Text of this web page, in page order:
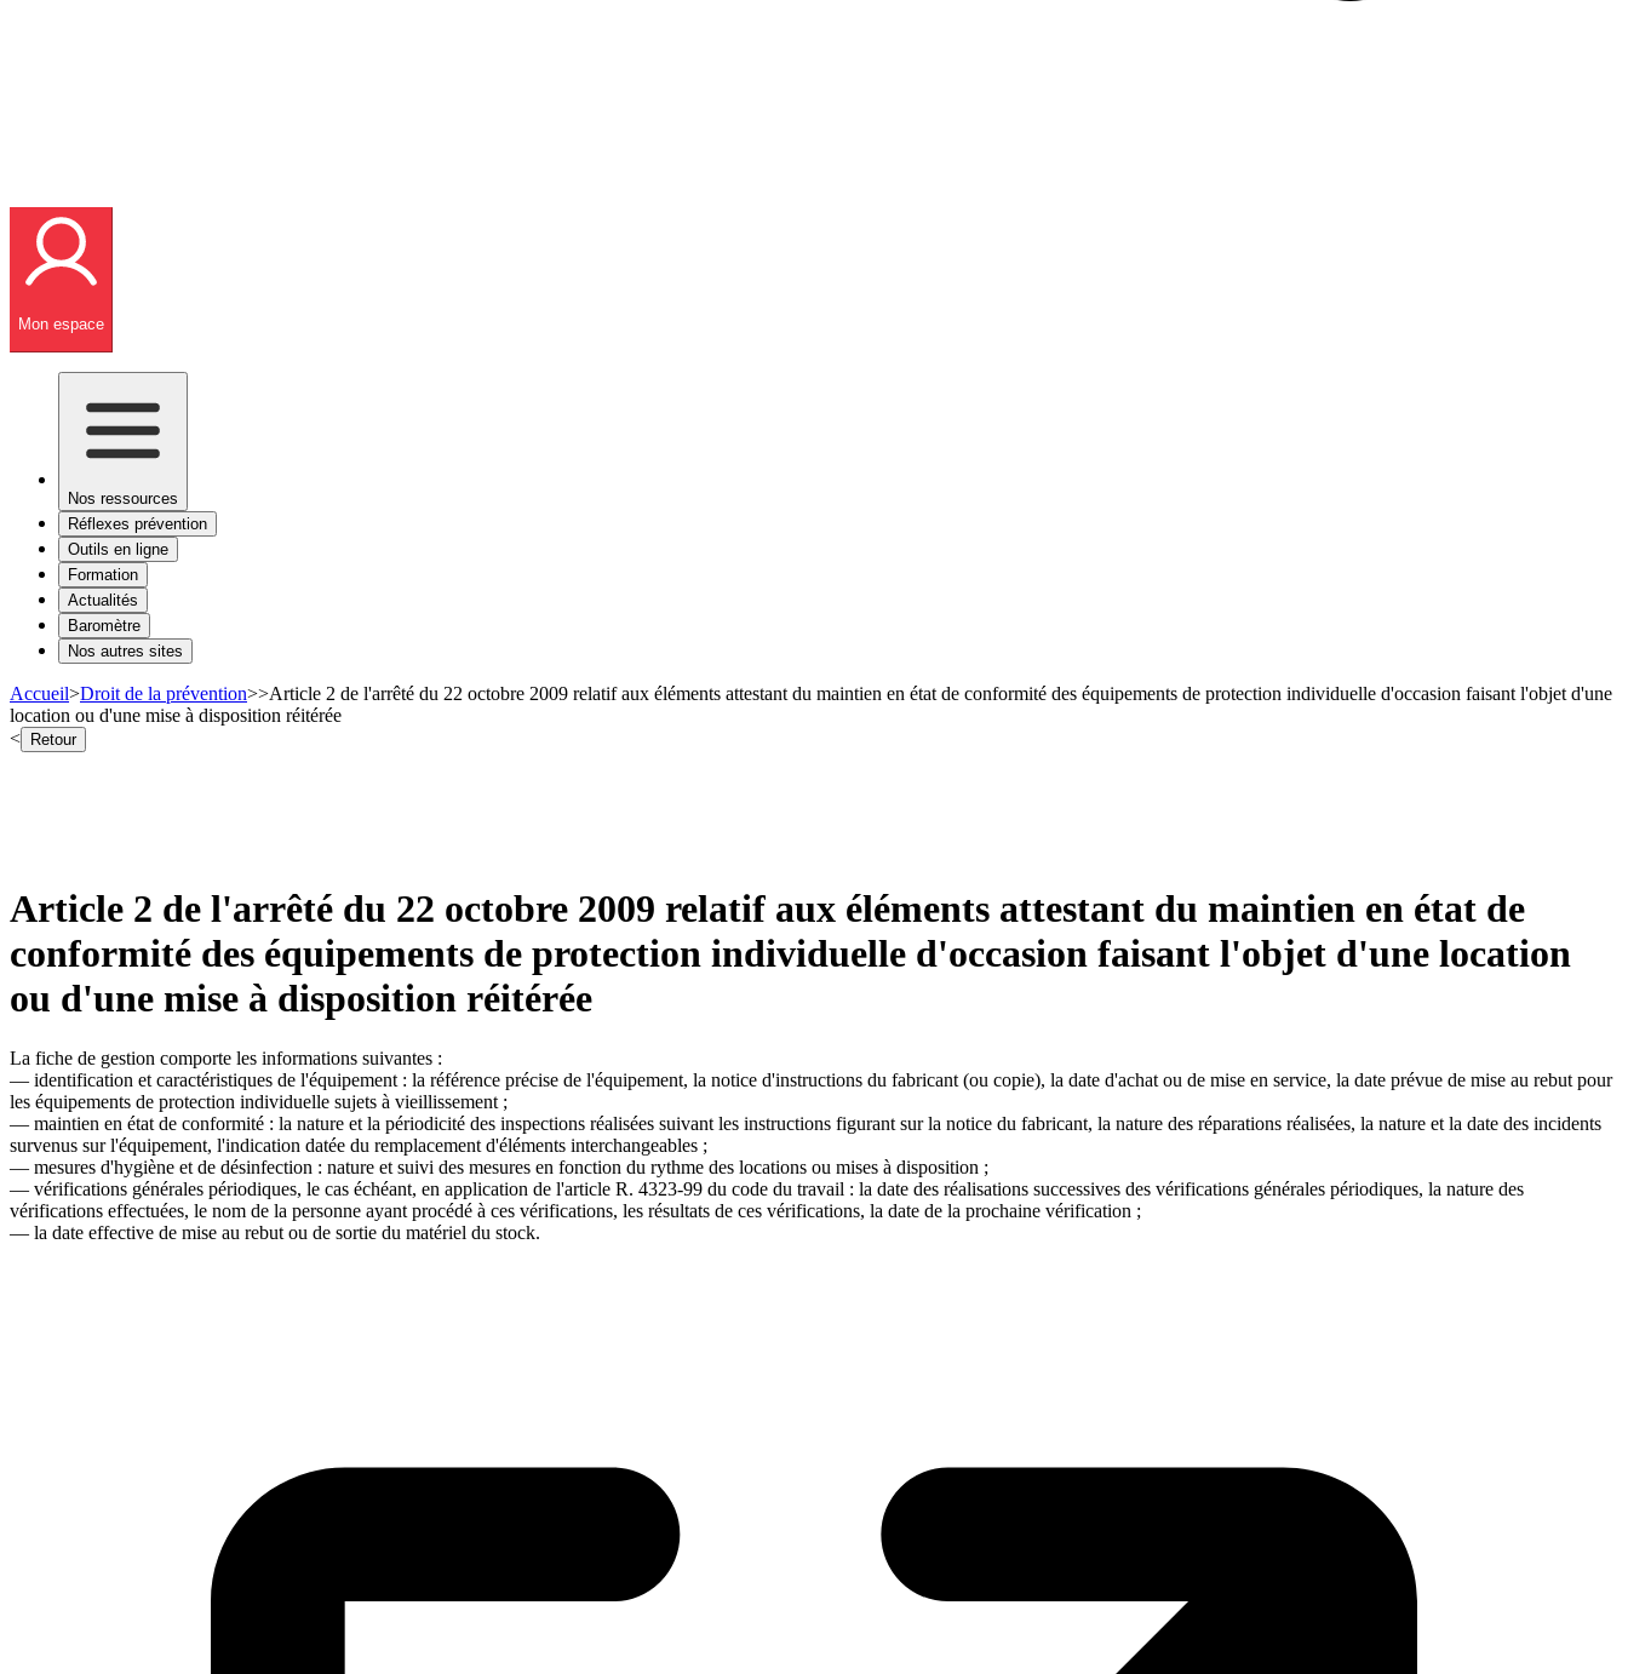
Mon espace
Nos ressources
Réflexes prévention
Outils en ligne
Formation
Actualités
Baromètre
Nos autres sites
Accueil>Droit de la prévention>>Article 2 de l'arrêté du 22 octobre 2009 relatif aux éléments attestant du maintien en état de conformité des équipements de protection individuelle d'occasion faisant l'objet d'une
location ou d'une mise à disposition réitérée
< Retour
Article 2 de l'arrêté du 22 octobre 2009 relatif aux éléments attestant du maintien en état de
conformité des équipements de protection individuelle d'occasion faisant l'objet d'une location
ou d'une mise à disposition réitérée
La fiche de gestion comporte les informations suivantes :
― identification et caractéristiques de l'équipement : la référence précise de l'équipement, la notice d'instructions du fabricant (ou copie), la date d'achat ou de mise en service, la date prévue de mise au rebut pour
les équipements de protection individuelle sujets à vieillissement ;
― maintien en état de conformité : la nature et la périodicité des inspections réalisées suivant les instructions figurant sur la notice du fabricant, la nature des réparations réalisées, la nature et la date des incidents
survenus sur l'équipement, l'indication datée du remplacement d'éléments interchangeables ;
― mesures d'hygiène et de désinfection : nature et suivi des mesures en fonction du rythme des locations ou mises à disposition ;
― vérifications générales périodiques, le cas échéant, en application de l'article R. 4323-99 du code du travail : la date des réalisations successives des vérifications générales périodiques, la nature des
vérifications effectuées, le nom de la personne ayant procédé à ces vérifications, les résultats de ces vérifications, la date de la prochaine vérification ;
― la date effective de mise au rebut ou de sortie du matériel du stock.